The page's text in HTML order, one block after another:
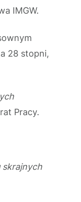
IMGW.
28 stopni,
Pracy.
skrajnych